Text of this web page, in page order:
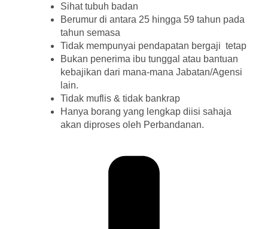
Sihat tubuh badan
Berumur di antara 25 hingga 59 tahun pada
tahun semasa
Tidak mempunyai pendapatan bergaji tetap
Bukan penerima ibu tunggal atau bantuan
kebajikan dari mana-mana Jabatan/Agensi
lain.
Tidak muflis & tidak bankrap
Hanya borang yang lengkap diisi sahaja
akan diproses oleh Perbandanan.